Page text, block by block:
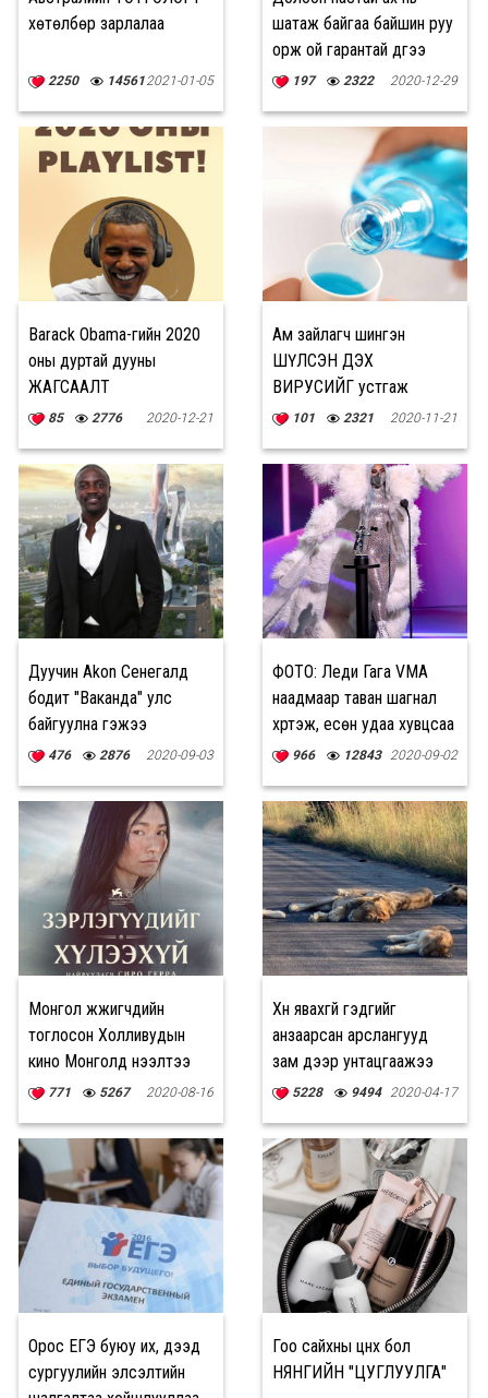
хөтөлбөр зарлалаа
2250 145612021-01-05
шатаж байгаа байшин руу
орж ой гарантай дүүгээ
аварчээ
197 2322 2020-12-29
Barack Obama-гийн 2020
оны дуртай дууны
ЖАГСААЛТ
85 2776 2020-12-21
Ам зайлагч шингэн
ШҮЛСЭН ДЭХ
ВИРУСИЙГ устгаж
байгаа нь тогтоогджээ
101 2321 2020-11-21
Дуучин Akon Сенегалд
бодит "Ваканда" улс
байгуулна гэжээ
476 2876 2020-09-03
ФОТО: Леди Гага VMA
наадмаар таван шагнал
хүртэж, есөн удаа хувцсаа
сольжээ
966 12843 2020-09-02
Монгол жүжигчдийн
тоглосон Холливудын
кино Монголд нээлтээ
хийнэ
771 5267 2020-08-16
Хүн явахгүй гэдгийг
анзаарсан арслангууд
зам дээр унтацгаажээ
5228 9494 2020-04-17
Орос ЕГЭ буюу их, дээд
сургуулийн элсэлтийн
Гоо сайхны цүнх бол
НЯНГИЙН "ЦУГЛУУЛГА"